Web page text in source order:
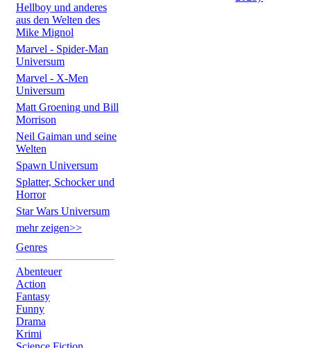
Hellboy und anderes
aus den Welten des
Mike Mignol
Marvel - Spider-Man
Universum
Marvel - X-Men
Universum
Matt Groening und Bill
Morrison
Neil Gaiman und seine
Welten
Spawn Universum
Splatter, Schocker und
Horror
Star Wars Universum
mehr zeigen>>
Genres
Abenteuer
Action
Fantasy
Funny
Drama
Krimi